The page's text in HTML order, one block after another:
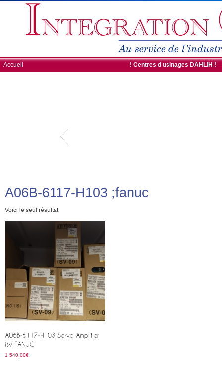
Accueil ! Centres d usinages DAHLIH !
A06B-6117-H103 ;fanuc
Voici le seul résultat
1 540,00€